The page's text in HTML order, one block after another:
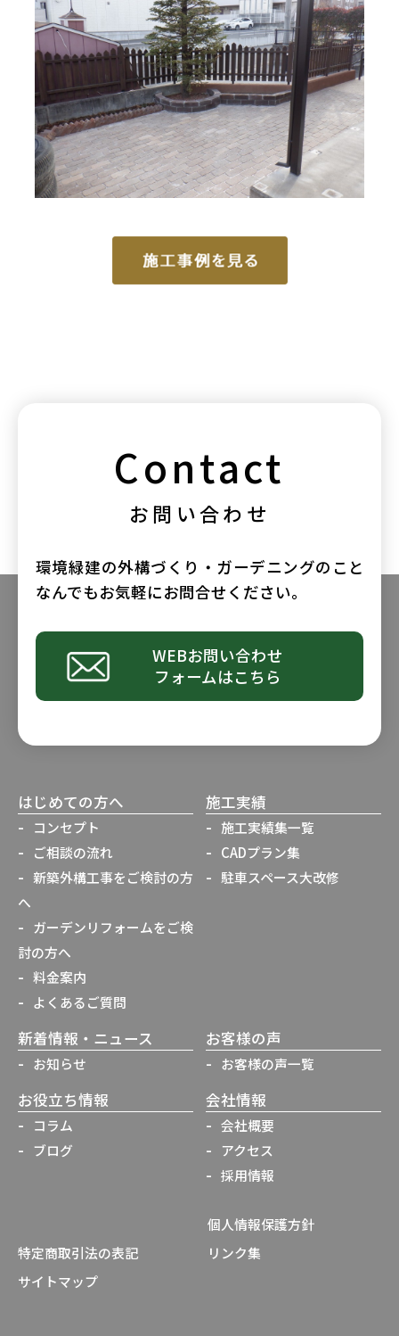
Contact
お問い合わせ
環境緑建の外構づくり・ガーデニングのこと
なんでもお気軽にお問合せください。
WEBお問い合わせ
フォームはこちら
個人情報保護方針
特定商取引法の表記
リンク集
サイトマップ
はじめての方へ
コンセプト
ご相談の流れ
新築外構工事をご検討の方
へ
ガーデンリフォームをご検
討の方へ
料金案内
よくあるご質問
施工実績
施工実績集一覧
CADプラン集
駐車スペース大改修
新着情報・ニュース
お知らせ
お客様の声
お客様の声一覧
お役立ち情報
コラム
ブログ
会社情報
会社概要
アクセス
採用情報